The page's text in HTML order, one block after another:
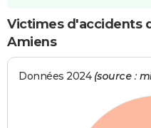
Victimes d'accidents
Amiens
Données 2024 (source :